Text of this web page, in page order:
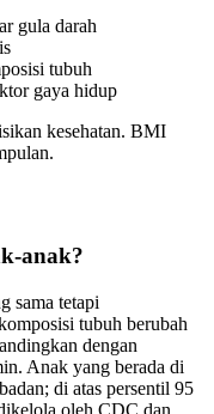
gula darah
tubuh
gaya hidup
kesehatan. BMI
anak?
sama tetapi
tubuh berubah
dengan
Anak yang berada di
di atas persentil 95